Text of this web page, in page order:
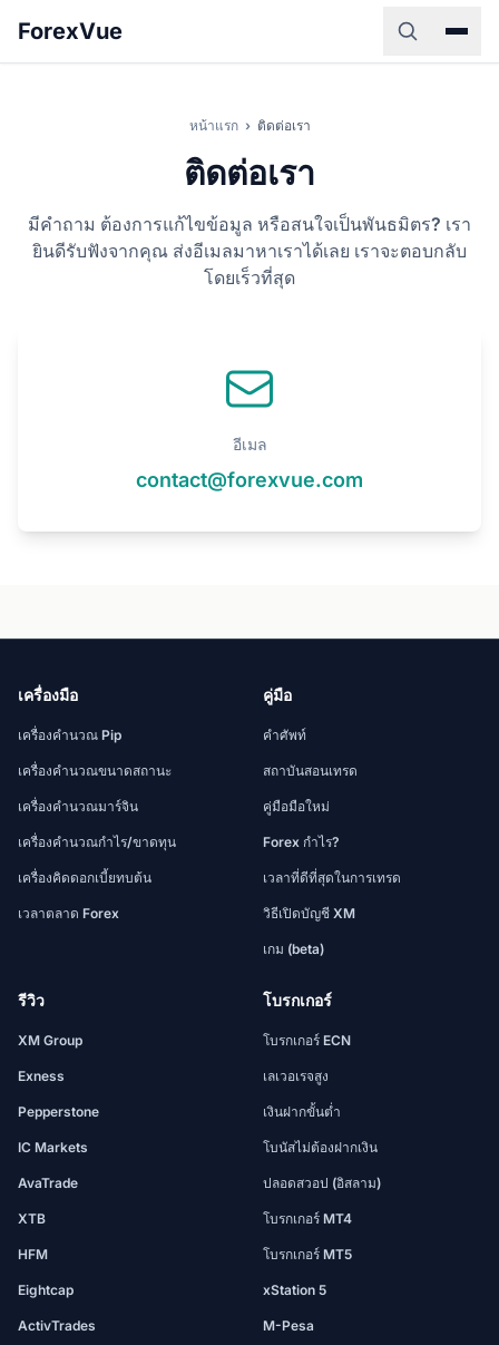
ForexVue
หน้าแรก › ติดต่อเรา
ติดต่อเรา
มีคำถาม ต้องการแก้ไขข้อมูล หรือสนใจเป็นพันธมิตร? เรา
ยินดีรับฟังจากคุณ ส่งอีเมลมาหาเราได้เลย เราจะตอบกลับ
โดยเร็วที่สุด
อีเมล
contact@forexvue.com
เครื่องมือ
เครื่องคำนวณ Pip
เครื่องคำนวณขนาดสถานะ
เครื่องคำนวณมาร์จิน
เครื่องคำนวณกำไร/ขาดทุน
เครื่องคิดดอกเบี้ยทบต้น
เวลาตลาด Forex
คู่มือ
คำศัพท์
สถาบันสอนเทรด
คู่มือมือใหม่
Forex กำไร?
เวลาที่ดีที่สุดในการเทรด
วิธีเปิดบัญชี XM
เกม (beta)
รีวิว
XM Group
Exness
Pepperstone
IC Markets
AvaTrade
XTB
HFM
Eightcap
ActivTrades
โบรกเกอร์
โบรกเกอร์ ECN
เลเวอเรจสูง
เงินฝากขั้นต่ำ
โบนัสไม่ต้องฝากเงิน
ปลอดสวอป (อิสลาม)
โบรกเกอร์ MT4
โบรกเกอร์ MT5
xStation 5
M-Pesa